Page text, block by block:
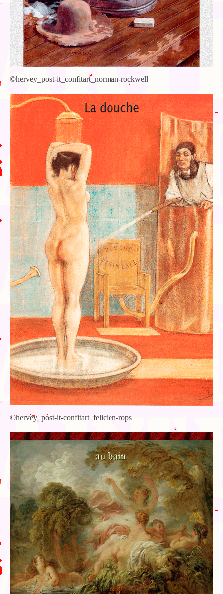
©hervey_post-it_confitart_norman-rockwell
©hervey_post-it-confitart_felicien-rops